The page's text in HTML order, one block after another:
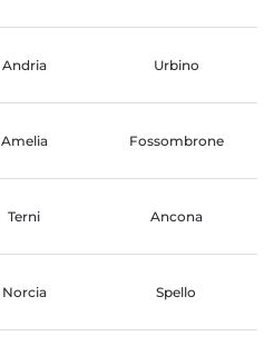
Andria Urbino
Amelia Fossombrone
Terni Ancona
Norcia Spello